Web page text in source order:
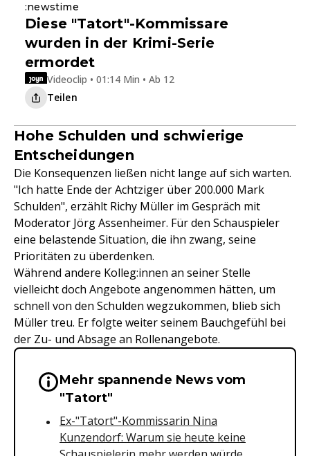
:newstime
Diese "Tatort"-Kommissare
wurden in der Krimi-Serie
ermordet
Videoclip • 01:14 Min • Ab 12
Teilen
Hohe Schulden und schwierige
Entscheidungen
Die Konsequenzen ließen nicht lange auf sich warten.
"Ich hatte Ende der Achtziger über 200.000 Mark
Schulden", erzählt Richy Müller im Gespräch mit
Moderator Jörg Assenheimer. Für den Schauspieler
eine belastende Situation, die ihn zwang, seine
Prioritäten zu überdenken.
Während andere Kolleg:innen an seiner Stelle
vielleicht doch Angebote angenommen hätten, um
schnell von den Schulden wegzukommen, blieb sich
Müller treu. Er folgte weiter seinem Bauchgefühl bei
der Zu- und Absage an Rollenangebote.
Wichtige Hinweise &
Mehr spannende News vom
"Tatort"
Ex-"Tatort"-Kommissarin Nina
Kunzendorf: Warum sie heute keine